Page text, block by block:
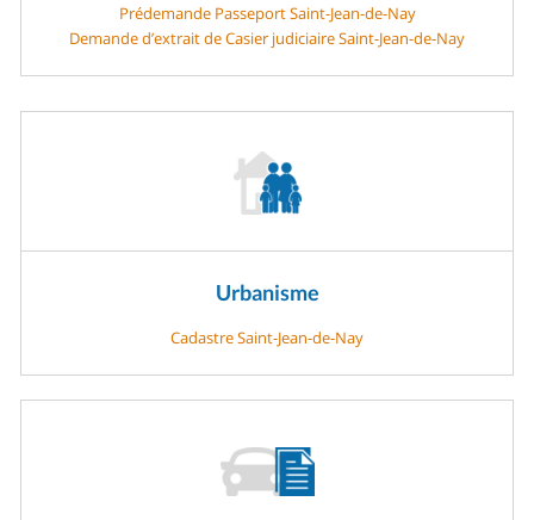
Prédemande Passeport Saint-Jean-de-Nay
Demande d’extrait de Casier judiciaire Saint-Jean-de-Nay
Urbanisme
Cadastre Saint-Jean-de-Nay